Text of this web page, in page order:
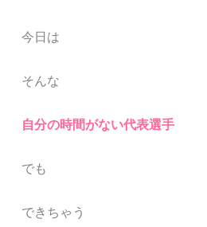
今日は
そんな
自分の時間がない代表選手
でも
できちゃう